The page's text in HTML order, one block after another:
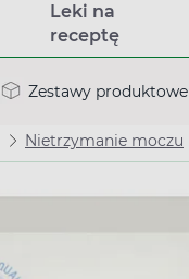
Leki na
receptę
Zestawy produktowe
Nietrzymanie moczu